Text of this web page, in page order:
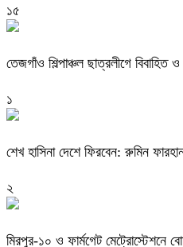
১৫
তেজগাঁও শিল্পাঞ্চল ছাত্রলীগে বিবাহিত ও
১
শেখ হাসিনা দেশে ফিরবেন: রুমিন
২
মিরপুর-১০ ও ফার্মগেট মেট্রোস্টেশনে